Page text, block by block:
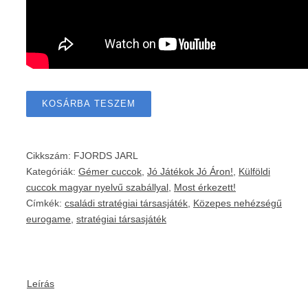
KOSÁRBA TESZEM
Cikkszám: FJORDS JARL
Kategóriák: Gémer cuccok Jó Játékok Jó Áron!
Külföldi
cuccok magyar nyelvű szabállyal Most érkezett!
Címkék: családi stratégiai társasjáték Közepes nehézségű
eurogame stratégiai társasjáték
Leírás